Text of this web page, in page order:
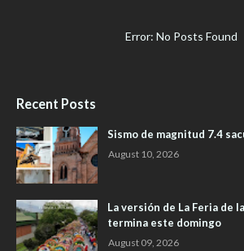
Error: No Posts Found
Recent Posts
Sismo de magnitud 7.4
August 10, 2026
La versión de La Feria de
termina este domingo
August 09, 2026